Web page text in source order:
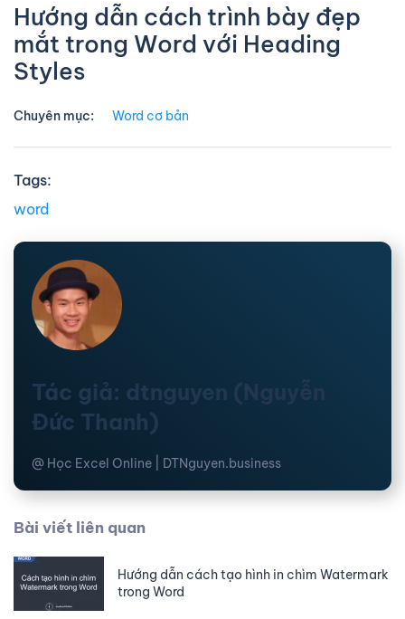
Hướng dẫn cách trình bày đẹp
mắt trong Word với Heading
Styles
Chuyên mục: Word cơ bản
Tags:
word
Tác giả: dtnguyen (Nguyễn
Đức Thanh)
@ Học Excel Online | DTNguyen.business
Bài viết liên quan
Hướng dẫn cách tạo hình in chìm Watermark
trong Word